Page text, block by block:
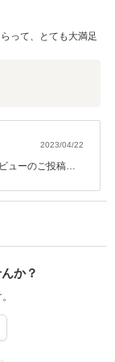
って、とても大満足
2023/04/22
ューのご投稿あ
ください！これ
か？